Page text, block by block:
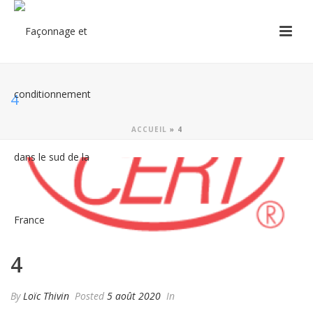
4
ACCUEIL » 4
4
By Loïc Thivin Posted 5 août 2020 In